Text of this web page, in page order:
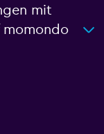
mit
momondo